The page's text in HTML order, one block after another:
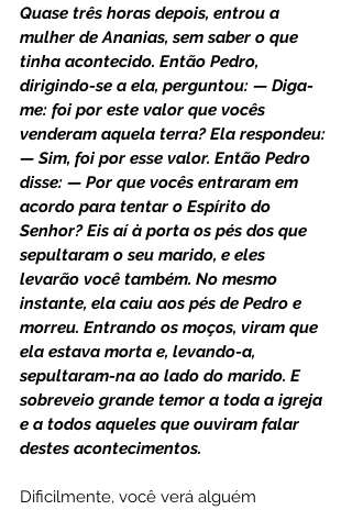
Quase três horas depois, entrou a
mulher de Ananias, sem saber o que
tinha acontecido. Então Pedro,
dirigindo-se a ela, perguntou: — Diga-
me: foi por este valor que vocês
venderam aquela terra? Ela respondeu:
— Sim, foi por esse valor. Então Pedro
disse: — Por que vocês entraram em
acordo para tentar o Espírito do
Senhor? Eis aí à porta os pés dos que
sepultaram o seu marido, e eles
levarão você também. No mesmo
instante, ela caiu aos pés de Pedro e
morreu. Entrando os moços, viram que
ela estava morta e, levando-a,
sepultaram-na ao lado do marido. E
sobreveio grande temor a toda a igreja
e a todos aqueles que ouviram falar
destes acontecimentos.
Dificilmente, você verá alguém